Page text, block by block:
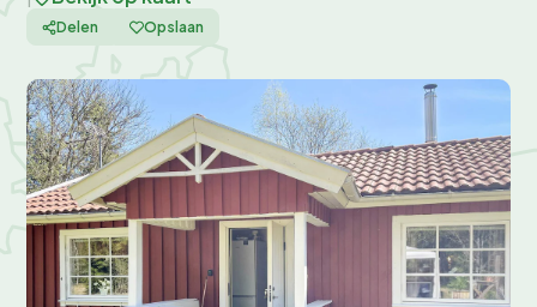
Delen Opslaan